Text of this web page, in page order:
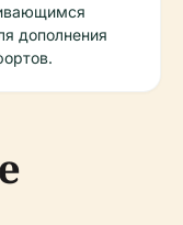
дополнения